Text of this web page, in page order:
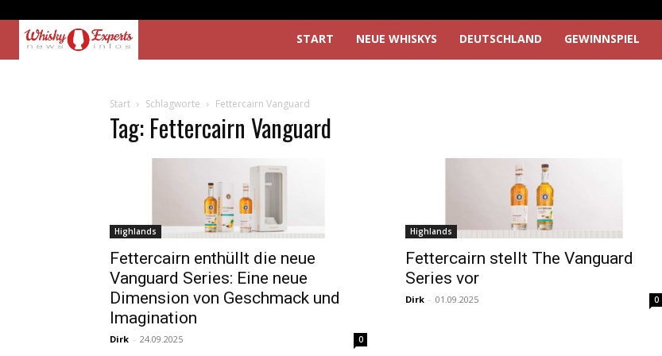
START NEUE WHISKYS DEUTSCHLAND GEWINNSPIEL
Start Schlagworte Fettercairn Vanguard
Tag: Fettercairn Vanguard
Highlands
Fettercairn enthüllt die neue
Vanguard Series: Eine neue
Dimension von Geschmack und
Imagination
Dirk - 24.09.2025 0
Highlands
Fettercairn stellt The Vanguard
Series vor
Dirk - 01.09.2025 0